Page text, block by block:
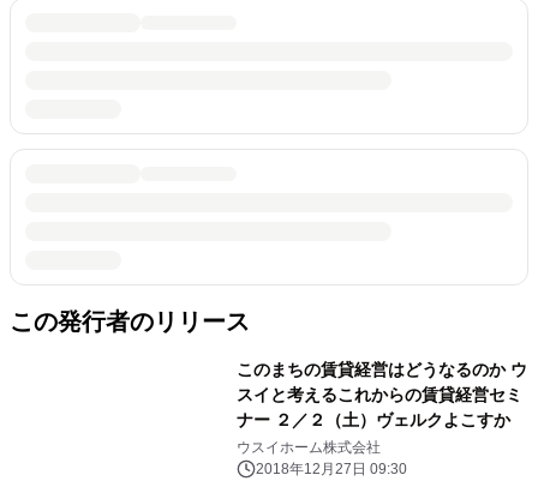
この発行者のリリース
このまちの賃貸経営はどうなるのか ウ
スイと考えるこれからの賃貸経営セミ
ナー ２／２（土）ヴェルクよこすか
ウスイホーム株式会社
2018年12月27日 09:30